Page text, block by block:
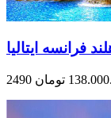
فرانسه ایتالیا